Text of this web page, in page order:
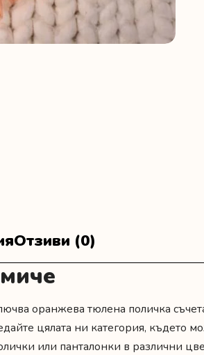
Отзиви (0)
оранжева тюлена поличка
цялата ни категория,
или панталонки в различни